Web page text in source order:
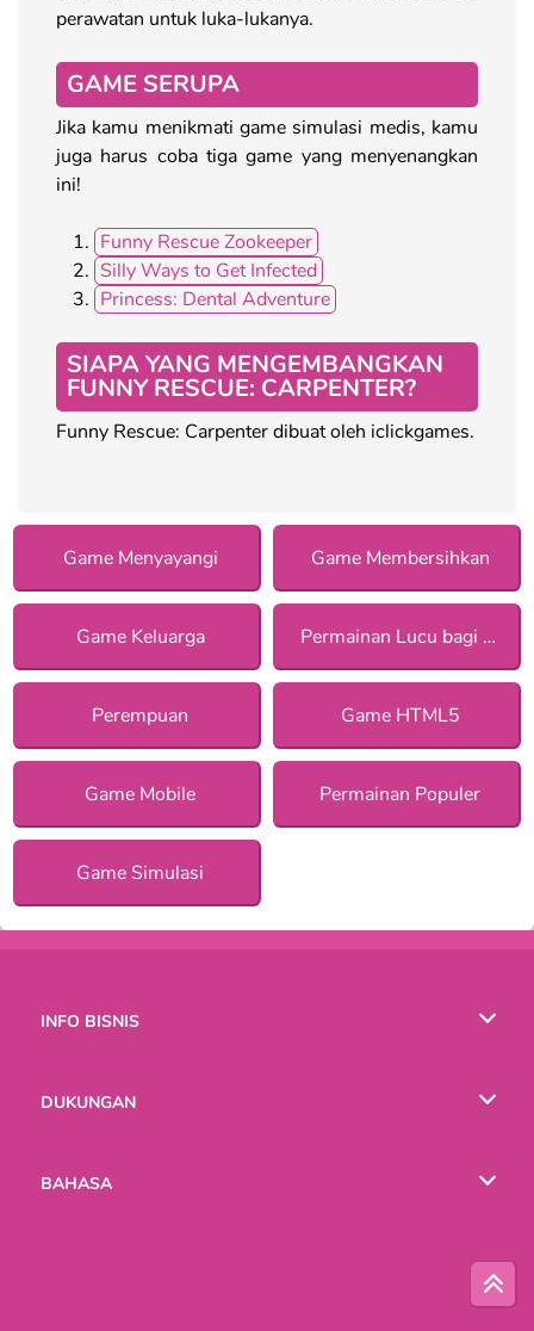
perawatan untuk luka-lukanya.
GAME SERUPA
Jika kamu menikmati game simulasi medis, kamu
juga harus coba tiga game yang menyenangkan
ini!
Funny Rescue Zookeeper
Silly Ways to Get Infected
Princess: Dental Adventure
SIAPA YANG MENGEMBANGKAN
FUNNY RESCUE: CARPENTER?
Funny Rescue: Carpenter dibuat oleh iclickgames.
Game Menyayangi Game Membersihkan
Game Keluarga Permainan Lucu bagi Anak Perempuan
Perempuan Game HTML5
Game Mobile Permainan Populer
Game Simulasi
INFO BISNIS
DUKUNGAN
BAHASA